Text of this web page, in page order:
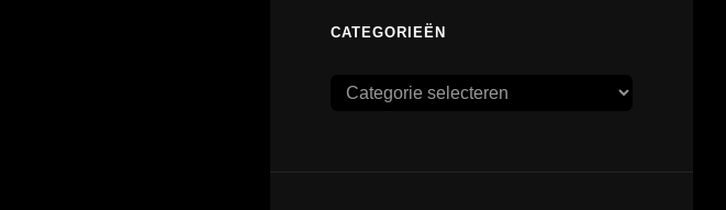
CATEGORIEËN
Categorieën